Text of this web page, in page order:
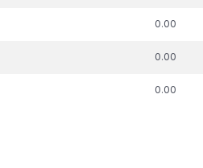
0.00
0.00
0.00